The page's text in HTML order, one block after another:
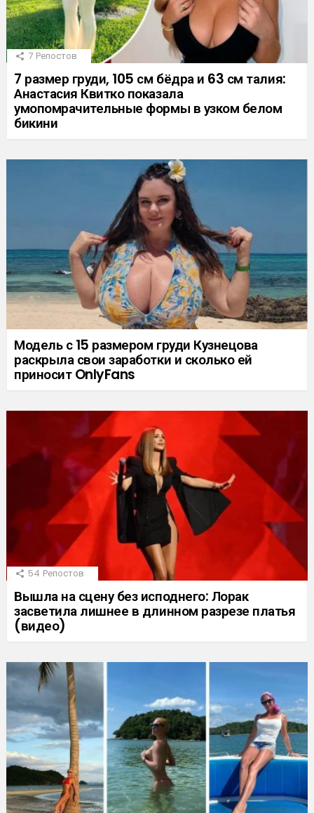
7 Репостов
7 размер груди, 105 см бёдра и 63 см талия:
Анастасия Квитко показала
умопомрачительные формы в узком белом
бикини
Модель с 15 размером груди Кузнецова
раскрыла свои заработки и сколько ей
приносит OnlyFans
54 Репостов
Вышла на сцену без исподнего: Лорак
засветила лишнее в длинном разрезе платья
(видео)